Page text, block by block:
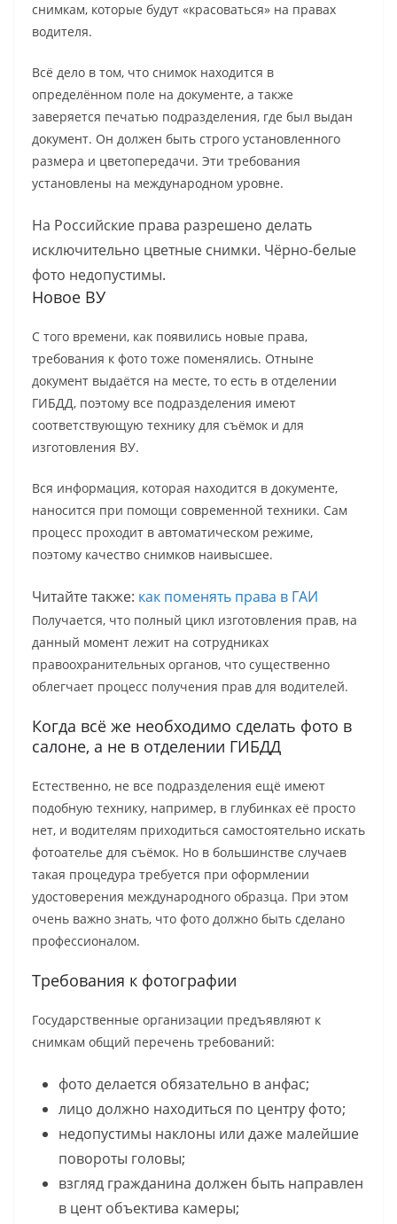
снимкам, которые будут «красоваться» на правах
водителя.
Всё дело в том, что снимок находится в
определённом поле на документе, а также
заверяется печатью подразделения, где был выдан
документ. Он должен быть строго установленного
размера и цветопередачи. Эти требования
установлены на международном уровне.
На Российские права разрешено делать
исключительно цветные снимки. Чёрно-белые
фото недопустимы.
Новое ВУ
С того времени, как появились новые права,
требования к фото тоже поменялись. Отныне
документ выдаётся на месте, то есть в отделении
ГИБДД, поэтому все подразделения имеют
соответствующую технику для съёмок и для
изготовления ВУ.
Вся информация, которая находится в документе,
наносится при помощи современной техники. Сам
процесс проходит в автоматическом режиме,
поэтому качество снимков наивысшее.
Читайте также: как поменять права в ГАИ
Получается, что полный цикл изготовления прав, на
данный момент лежит на сотрудниках
правоохранительных органов, что существенно
облегчает процесс получения прав для водителей.
Когда всё же необходимо сделать фото в
салоне, а не в отделении ГИБДД
Естественно, не все подразделения ещё имеют
подобную технику, например, в глубинках её просто
нет, и водителям приходиться самостоятельно искать
фотоателье для съёмок. Но в большинстве случаев
такая процедура требуется при оформлении
удостоверения международного образца. При этом
очень важно знать, что фото должно быть сделано
профессионалом.
Требования к фотографии
Государственные организации предъявляют к
снимкам общий перечень требований:
фото делается обязательно в анфас;
лицо должно находиться по центру фото;
недопустимы наклоны или даже малейшие
повороты головы;
взгляд гражданина должен быть направлен
в цент объектива камеры;